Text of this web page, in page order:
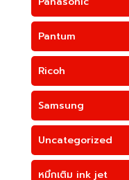
Pantum
Ricoh
Samsung
Uncategorized
หมึกเติม ink jet